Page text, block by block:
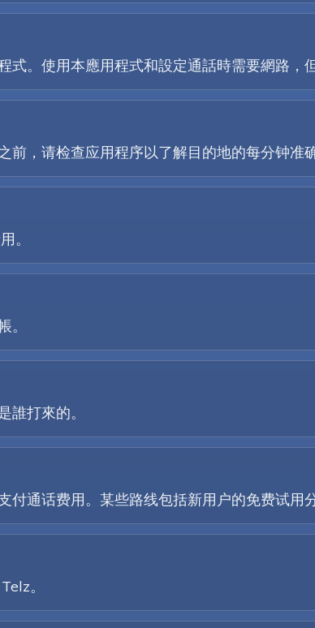
。使用本應用程式和設定通話時需要網路，
，请检查应用程序以了解目的地的每分钟准确
。
打來的。
通话费用。某些路线包括新用户的免费试用分
。